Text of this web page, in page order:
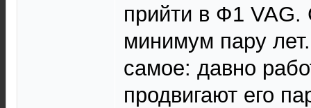
прийти в Ф1 VAG.
минимум пару
самое: давно
продвигают его